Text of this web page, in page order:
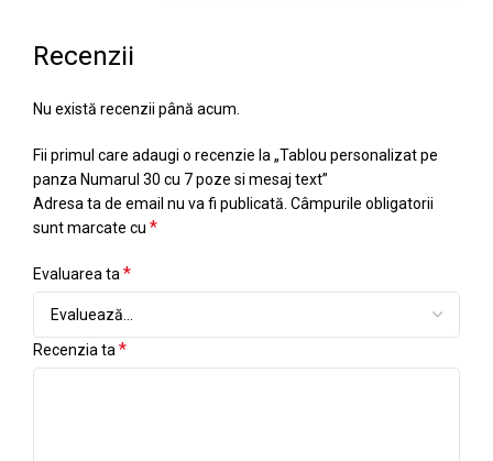
Recenzii
Nu există recenzii până acum.
Fii primul care adaugi o recenzie la „Tablou personalizat pe
panza Numarul 30 cu 7 poze si mesaj text”
Adresa ta de email nu va fi publicată. Câmpurile obligatorii
sunt marcate cu *
Evaluarea ta*
Recenzia ta*